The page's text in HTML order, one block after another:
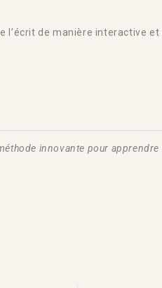
de manière interactive et
innovante pour apprendre